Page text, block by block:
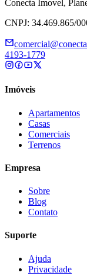
Conecta Imovel,
CNPJ: 34.469.865/
4193-1779
Imóveis
Apartamentos
Casas
Comerciais
Terrenos
Empresa
Sobre
Blog
Contato
Suporte
Ajuda
Privacidade